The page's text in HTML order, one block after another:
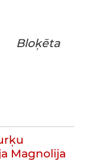
Bloķēta
Magnolija